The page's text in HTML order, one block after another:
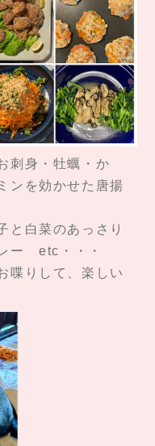
刺身・牡蠣・か
ンを効かせた唐揚
と白菜のあっさり
ー etc・・・
喋りして、楽しい